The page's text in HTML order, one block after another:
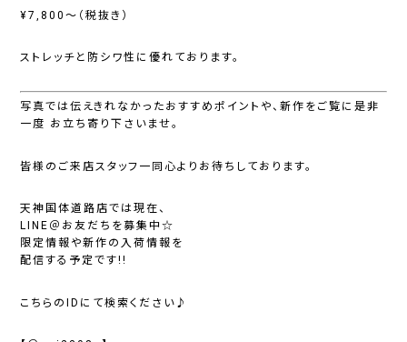
¥7,800〜（税抜き）
ストレッチと防シワ性に優れております。
写真では伝えきれなかったおすすめポイントや、新作をご覧に是非
一度 お立ち寄り下さいませ。
皆様のご来店スタッフ一同心よりお待ちしております。
天神国体道路店では現在、
LINE＠お友だちを募集中☆
限定情報や新作の入荷情報を
配信する予定です!!
こちらのIDにて検索ください♪